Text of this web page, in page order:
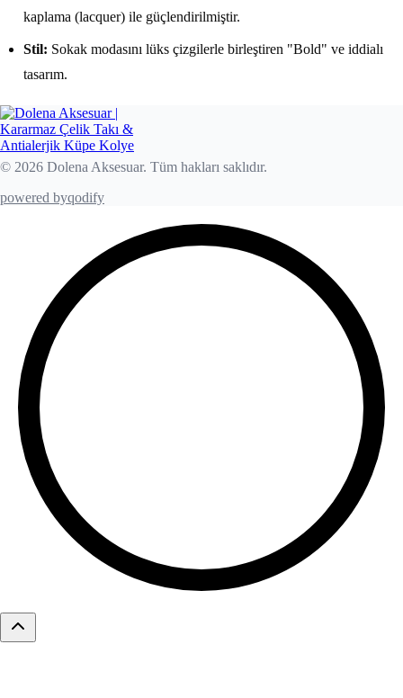
kaplama (lacquer) ile güçlendirilmiştir.
Stil: Sokak modasını lüks çizgilerle birleştiren "Bold" ve iddialı
tasarım.
© 2026 Dolena Aksesuar. Tüm hakları saklıdır.
powered byqodify